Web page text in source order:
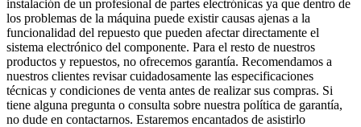
instalación de un profesional de partes electrónicas ya que dentro de
los problemas de la máquina puede existir causas ajenas a la
funcionalidad del repuesto que pueden afectar directamente el
sistema electrónico del componente. Para el resto de nuestros
productos y repuestos, no ofrecemos garantía. Recomendamos a
nuestros clientes revisar cuidadosamente las especificaciones
técnicas y condiciones de venta antes de realizar sus compras. Si
tiene alguna pregunta o consulta sobre nuestra política de garantía,
no dude en contactarnos. Estaremos encantados de asistirlo